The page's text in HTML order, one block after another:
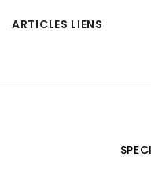
ARTICLES LIENS